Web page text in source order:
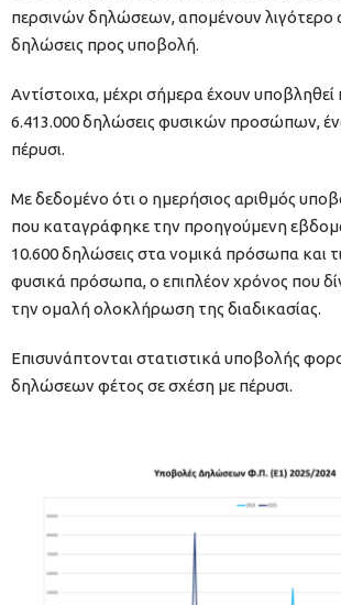
περσινών δηλώσεων, απομένουν λιγότερο
δηλώσεις προς υποβολή.
Αντίστοιχα, μέχρι σήμερα έχουν
6.413.000 δηλώσεις φυσικών προσώπων,
πέρυσι.
Με δεδομένο ότι ο ημερήσιος αριθμός
που καταγράφηκε την προηγούμενη
10.600 δηλώσεις στα νομικά πρόσωπα και
φυσικά πρόσωπα, ο επιπλέον χρόνος που
την ομαλή ολοκλήρωση της διαδικασίας.
Επισυνάπτονται στατιστικά υποβολής
δηλώσεων φέτος σε σχέση με πέρυσι.